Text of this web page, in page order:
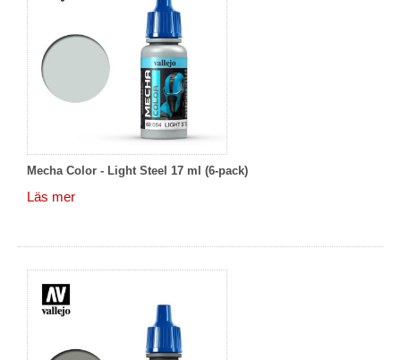
Mecha Color - Light Steel 17 ml (6-pack)
Läs mer